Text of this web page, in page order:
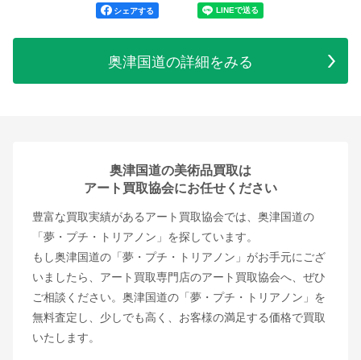
シェアする
奥津国道の詳細をみる
奥津国道の美術品買取は
アート買取協会にお任せください
豊富な買取実績があるアート買取協会では、奥津国道の
「夢・プチ・トリアノン」を探しています。
もし奥津国道の「夢・プチ・トリアノン」がお手元にござ
いましたら、アート買取専門店のアート買取協会へ、ぜひ
ご相談ください。奥津国道の「夢・プチ・トリアノン」を
無料査定し、少しでも高く、お客様の満足する価格で買取
いたします。